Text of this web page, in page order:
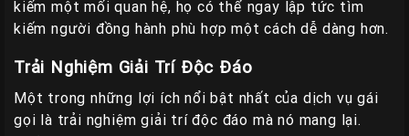
kiếm một mối quan hệ, họ có thể ngay lập tức tìm
kiếm người đồng hành phù hợp một cách dễ dàng hơn.
Trải Nghiệm Giải Trí Độc Đáo
Một trong những lợi ích nổi bật nhất của dịch vụ gái
gọi là trải nghiệm giải trí độc đáo mà nó mang lại.